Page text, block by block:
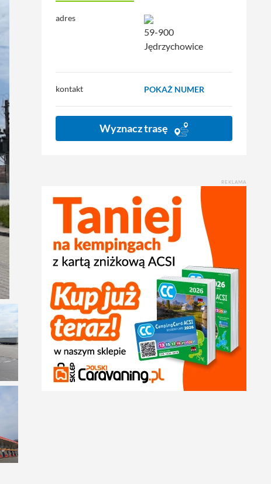
adres
59-900
Jędrzychowice
kontakt POKAŻ NUMER
Wyznacz trasę
REKLAMA